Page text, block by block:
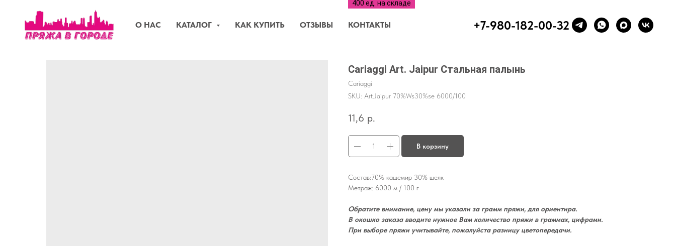
О НАС КАТАЛОГ КАК КУПИТЬ ОТЗЫВЫ КОНТАКТЫ +7-980-182-00-32
Cariaggi Art. Jaipur Стальная палынь
Cariaggi
SKU: Art.Jaipur 70%Ws30%se 6000/100
11,6 р.
В корзину
Состав:70% кашемир 30% шелк
Метраж: 6000 м / 100 г
Обратите внимание, цену мы указали за грамм пряжи, для ориентира.
В окошко заказа вводите нужное Вам количество пряжи в граммах, цифрами.
При выборе пряжи учитывайте, пожалуйста разницу цветопередачи.